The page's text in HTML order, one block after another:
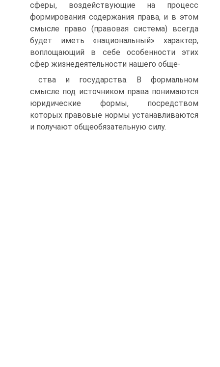
сферы, воздействующие на процесс
формирования содержания права, и в этом
смысле право (правовая система) всегда
будет иметь «национальный» характер,
воплощающий в себе особенности этих
сфер жизнедеятельности нашего обще-
ства и государства. В формальном
смысле под источником права понимаются
юридические формы, посредством
которых правовые нормы устанавливаются
и получают общеобязательную силу.